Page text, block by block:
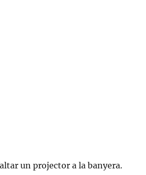
un projector a la banyera.